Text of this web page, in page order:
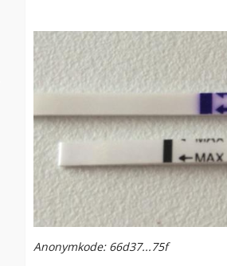
Anonymkode: 66d37...75f